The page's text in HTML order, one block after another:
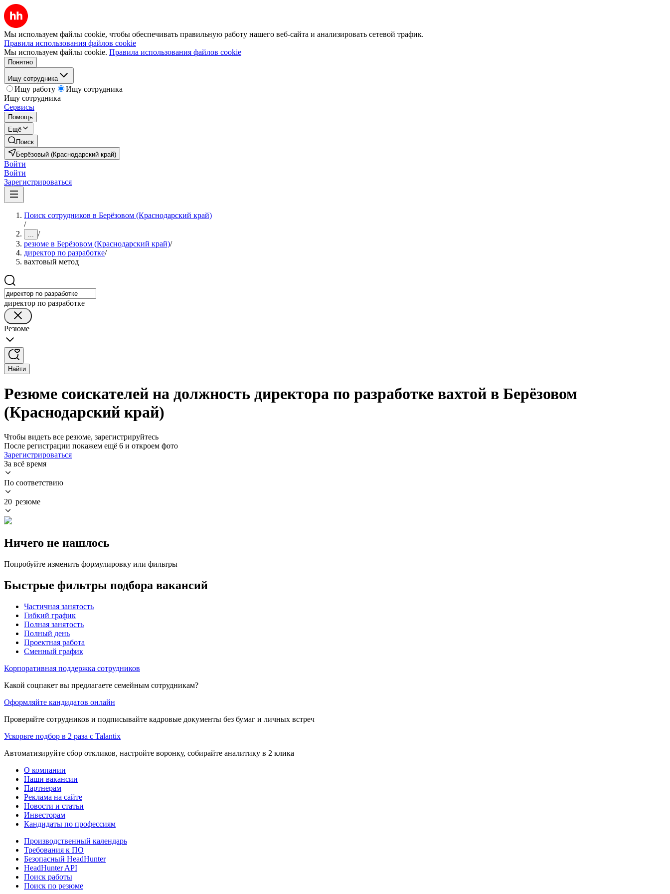
Мы используем файлы cookie, чтобы обеспечивать правильную работу нашего веб-сайта и анализировать сетевой трафик.
Правила использования файлов cookie
Мы используем файлы cookie. Правила использования файлов cookie
Понятно
Ищу сотрудника
Ищу работу
Ищу сотрудника
Ищу сотрудника
Сервисы
Помощь
Ещё
Поиск
Берёзовый (Краснодарский край)
Войти
Войти
Зарегистрироваться
Поиск сотрудников в Берёзовом (Краснодарский край)
/
... /
резюме в Берёзовом (Краснодарский край)/
директор по разработке/
вахтовый метод
директор по разработке
Резюме
Найти
Резюме соискателей на должность директора по разработке вахтой в Берёзовом
(Краснодарский край)
Чтобы видеть все резюме, зарегистрируйтесь
После регистрации покажем ещё 6 и откроем фото
Зарегистрироваться
За всё время
По соответствию
20 резюме
Ничего не нашлось
Попробуйте изменить формулировку или фильтры
Быстрые фильтры подбора вакансий
Частичная занятость
Гибкий график
Полная занятость
Полный день
Проектная работа
Сменный график
Корпоративная поддержка сотрудников
Какой соцпакет вы предлагаете семейным сотрудникам?
Оформляйте кандидатов онлайн
Проверяйте сотрудников и подписывайте кадровые документы без бумаг и личных встреч
Ускорьте подбор в 2 раза с Talantix
Автоматизируйте сбор откликов, настройте воронку, собирайте аналитику в 2 клика
О компании
Наши вакансии
Партнерам
Реклама на сайте
Новости и статьи
Инвесторам
Кандидаты по профессиям
Производственный календарь
Требования к ПО
Безопасный HeadHunter
HeadHunter API
Поиск работы
Поиск по резюме